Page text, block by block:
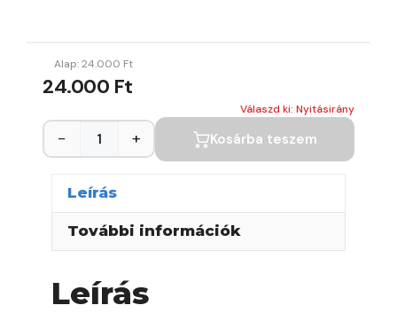
Alap:24.000 Ft
24.000 Ft
Válaszd ki: Nyitásirány
− + Kosárba teszem
Leírás
További információk
Leírás